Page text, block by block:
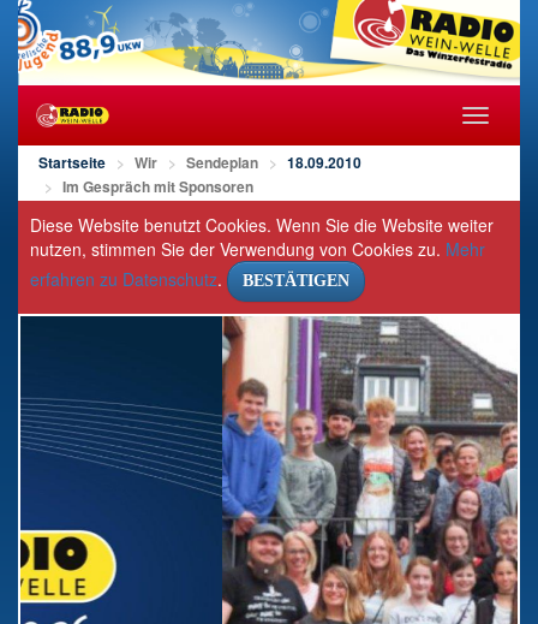
öffnen/
Startseite Wir Sendeplan
18.09.2010
Im Gespräch mit Sponsoren
Diese Website benutzt Cookies. Wenn Sie die Website weiter
nutzen, stimmen Sie der Verwendung von Cookies zu. Mehr
erfahren zu Datenschutz. BESTÄTIGEN